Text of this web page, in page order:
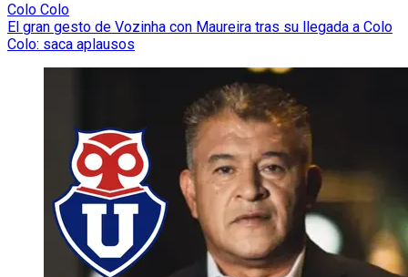
Colo Colo
El gran gesto de Vozinha con Maureira tras su llegada a Colo
Colo: saca aplausos